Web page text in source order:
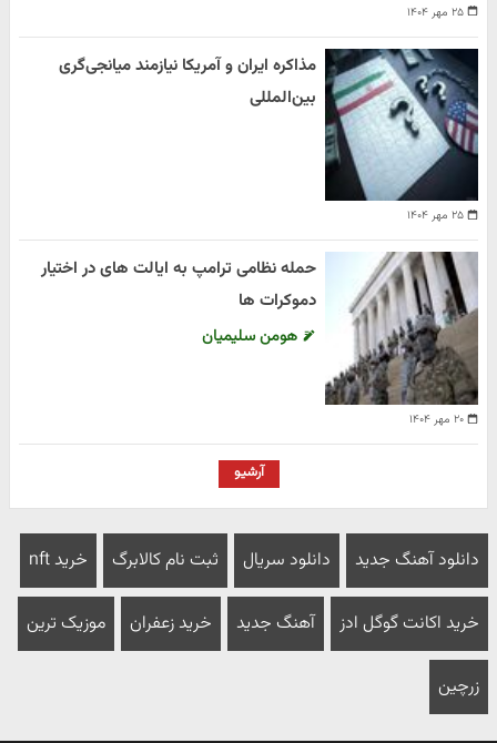
۲۵ مهر ۱۴۰۴
۲۵ مهر ۱۴۰۴
مذاکره ایران و آمریکا نیازمند میانجی‌گری
بین‌المللی
۲۰ مهر ۱۴۰۴
حمله نظامی ترامپ به ایالت های در اختیار
دموکرات ها
هومن سلیمیان
آرشیو
دانلود آهنگ جدید دانلود سریال ثبت نام کالابرگ خرید nft
خرید اکانت گوگل ادز آهنگ جدید خرید زعفران موزیک ترین
زرچین